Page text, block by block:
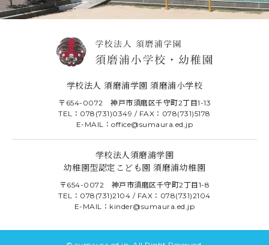
学校法人 須磨浦学園 須磨浦小学校
〒654-0072 神戸市須磨区千守町2丁目1-13
TEL：078(731)0349 / FAX：078(731)5178
E-MAIL：office@sumaura.ed.jp
学校法人須磨浦学園
幼稚園型認定こども園 須磨浦幼稚園
〒654-0072 神戸市須磨区千守町2丁目1-8
TEL：078(731)2104 / FAX：078(731)2104
E-MAIL：kinder@sumaura.ed.jp